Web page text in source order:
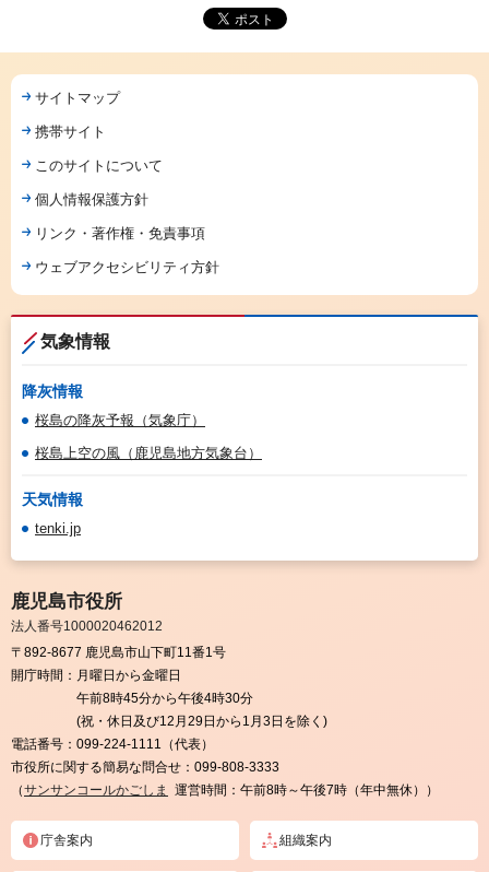
サイトマップ
携帯サイト
このサイトについて
個人情報保護方針
リンク・著作権・免責事項
ウェブアクセシビリティ方針
気象情報
降灰情報
桜島の降灰予報（気象庁）
桜島上空の風（鹿児島地方気象台）
天気情報
tenki.jp
鹿児島市役所
法人番号1000020462012
〒892-8677 鹿児島市山下町11番1号
開庁時間： 月曜日から金曜日
午前8時45分から午後4時30分
(祝・休日及び12月29日から1月3日を除く)
電話番号： 099-224-1111（代表）
市役所に関する簡易な問合せ： 099-808-3333
（サンサンコールかごしま 運営時間：午前8時～午後7時（年中無休））
庁舎案内 組織案内